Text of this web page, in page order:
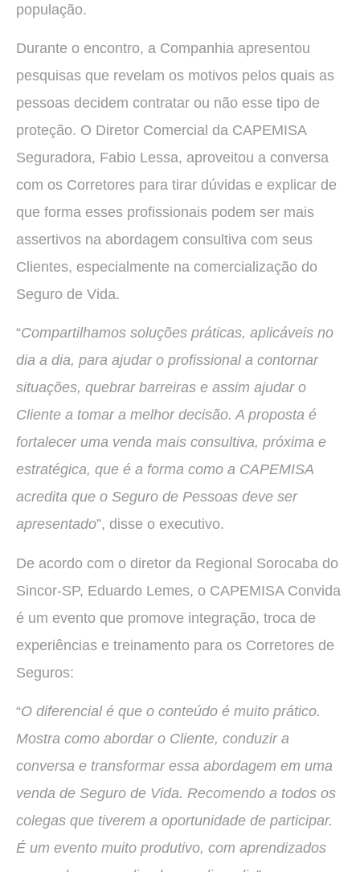
população.
Durante o encontro, a Companhia apresentou
pesquisas que revelam os motivos pelos quais as
pessoas decidem contratar ou não esse tipo de
proteção. O Diretor Comercial da CAPEMISA
Seguradora, Fabio Lessa, aproveitou a conversa
com os Corretores para tirar dúvidas e explicar de
que forma esses profissionais podem ser mais
assertivos na abordagem consultiva com seus
Clientes, especialmente na comercialização do
Seguro de Vida.
“Compartilhamos soluções práticas, aplicáveis no
dia a dia, para ajudar o profissional a contornar
situações, quebrar barreiras e assim ajudar o
Cliente a tomar a melhor decisão. A proposta é
fortalecer uma venda mais consultiva, próxima e
estratégica, que é a forma como a CAPEMISA
acredita que o Seguro de Pessoas deve ser
apresentado”, disse o executivo.
De acordo com o diretor da Regional Sorocaba do
Sincor-SP, Eduardo Lemes, o CAPEMISA Convida
é um evento que promove integração, troca de
experiências e treinamento para os Corretores de
Seguros:
“O diferencial é que o conteúdo é muito prático.
Mostra como abordar o Cliente, conduzir a
conversa e transformar essa abordagem em uma
venda de Seguro de Vida. Recomendo a todos os
colegas que tiverem a oportunidade de participar.
É um evento muito produtivo, com aprendizados